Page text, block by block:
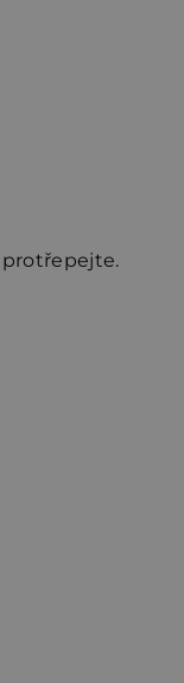
protřepejte.